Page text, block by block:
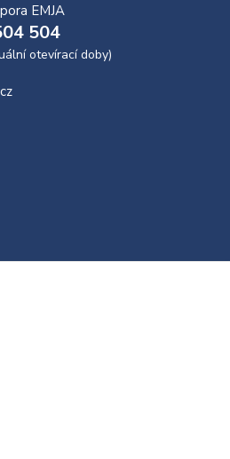
EMJA
504
otevírací doby)